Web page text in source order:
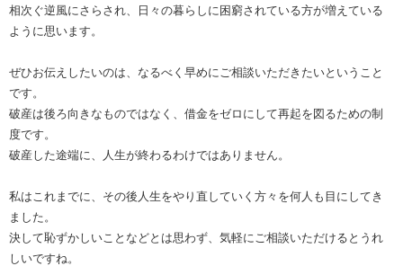
相次ぐ逆風にさらされ、日々の暮らしに困窮されている方が増えている
ように思います。
ぜひお伝えしたいのは、なるべく早めにご相談いただきたいということ
です。
破産は後ろ向きなものではなく、借金をゼロにして再起を図るための制
度です。
破産した途端に、人生が終わるわけではありません。
私はこれまでに、その後人生をやり直していく方々を何人も目にしてき
ました。
決して恥ずかしいことなどとは思わず、気軽にご相談いただけるとうれ
しいですね。